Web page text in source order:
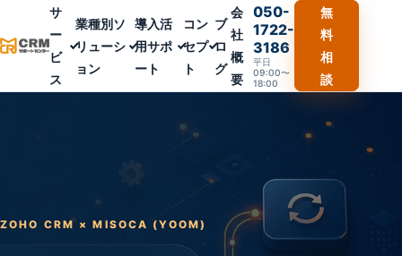
サ
ー
ビ
ス
業種別ソ
リューシ
ョン
導入活
用サポ
ート
コン
セプ
ト
ブ
ロ
グ
会
社
概
要
050-
1722-
3186
平日
09:00〜
18:00
無
料
相
談
ZOHO CRM × MISOCA (YOOM)